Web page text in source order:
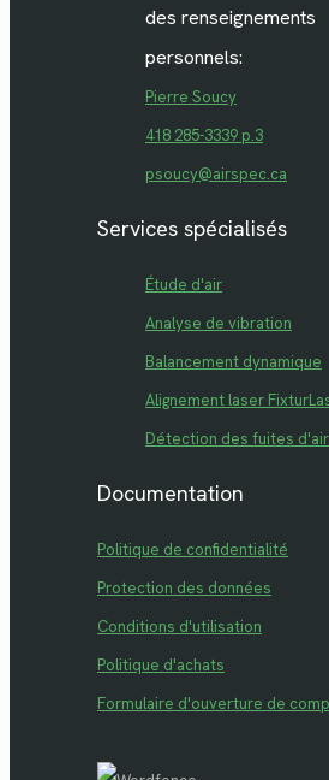
des renseignements
personnels:
Pierre Soucy
418 285-3339 p.3
psoucy@airspec.ca
Services spécialisés
Étude d'air
Analyse de vibration
Balancement dynamique
Alignement laser
Détection des fuites
Documentation
Politique de confidentialité
Protection des données
Conditions d'utilisation
Politique d'achats
Formulaire d'ouverture de